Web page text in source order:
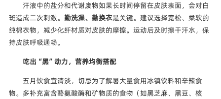
汗液中的盐分和代谢废物如果长时间停留在皮肤表面，会对白
斑造成二次刺激。 勤洗澡、勤换衣是关键。建议选择宽松、柔软的
纯棉衣物，减少化纤材质对皮肤的摩擦。运动后及时擦干汗水，保
持皮肤呼吸通畅。
吃出“黑”动力，营养均衡搭配
五月饮食宜清淡，切忌为了解暑大量食用冰镇饮料和辛辣食
物。多补充富含酪氨酸酶和矿物质的食物（如黑芝麻、黑豆、核